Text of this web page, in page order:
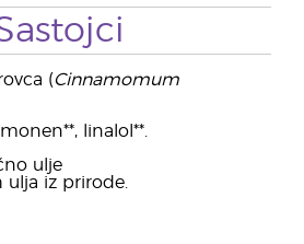
(Cinnamomum
linalol**.
ulje
ulja iz prirode.